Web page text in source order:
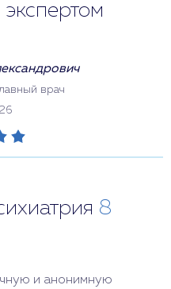
врач
8
и анонимную